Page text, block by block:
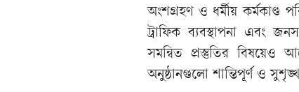
অংশগ্রহণ ও ধর্মীয় কর্মকাণ্ড
ট্রাফিক ব্যবস্থাপনা এবং
সমন্বিত প্রস্তুতির বিষয়েও
অনুষ্ঠানগুলো শান্তিপূর্ণ ও